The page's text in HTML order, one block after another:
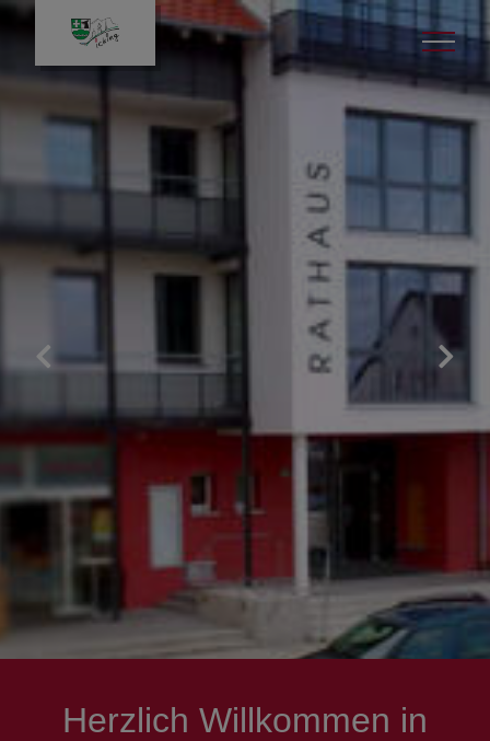
Bürgerservice
Gemeindeverwaltung
Rund um die Uhr in´s
Presse/Messenger
Ver- & Entsorgung
Bauen
Herzlich Willkommen in